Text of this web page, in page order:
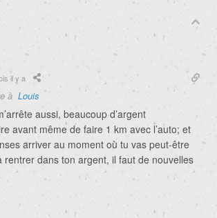
il y a
à Louis
aussi, beaucoup d’argent
avant même de faire 1 km avec l’auto; et
arriver au moment où tu vas peut-être
rentrer dans ton argent, il faut de nouvelles